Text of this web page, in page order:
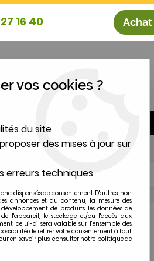
16 40
vos cookies ?
du site
des mises à jour sur
erreurs techniques
dispensés de consentement. D'autres, non
annonces et du contenu, la mesure des
de produits, les données de
l'appareil, le stockage et/ou l'accès aux
celui-ci sera valable sur l’ensemble des
de retirer votre consentement à tout
en savoir plus, consulter notre politique de